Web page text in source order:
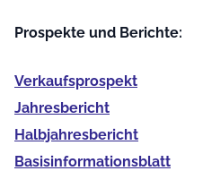
Prospekte und Berichte:
Verkaufs­prospekt
Jahres­bericht
Halb­jahres­bericht
Basis­informationsblatt